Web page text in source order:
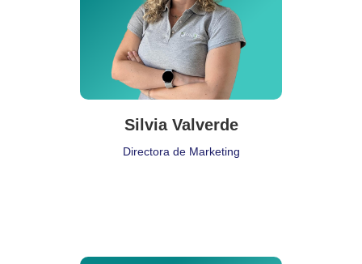
Silvia Valverde
Directora de Marketing
Cita:
❝ Cuando subestimas lo que haces, el mundo subestimará
quién eres ❞